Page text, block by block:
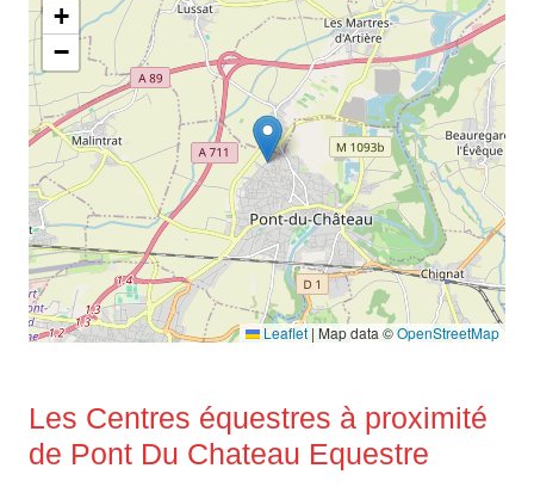
+
−
Leaflet | Map data ©OpenStreetMap
Les Centres équestres à proximité
de Pont Du Chateau Equestre